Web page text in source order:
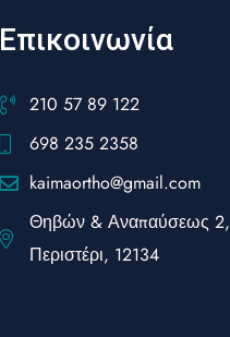
Επικοινωνία
210 57 89 122
698 235 2358
kaimaortho@gmail.com
Θηβών & Αναπαύσεως 2,
Περιστέρι, 12134